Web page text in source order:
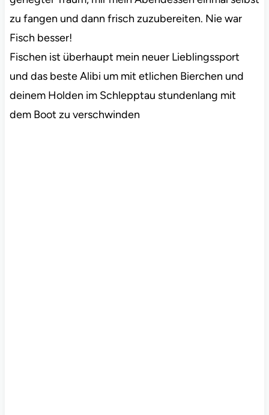
zu fangen und dann frisch zuzubereiten. Nie war
Fisch besser!
Fischen ist überhaupt mein neuer Lieblingssport
und das beste Alibi um mit etlichen Bierchen und
deinem Holden im Schlepptau stundenlang mit
dem Boot zu verschwinden